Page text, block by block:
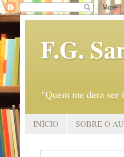
F.G.
"Quem me dera
INÍCIO SOBRE O